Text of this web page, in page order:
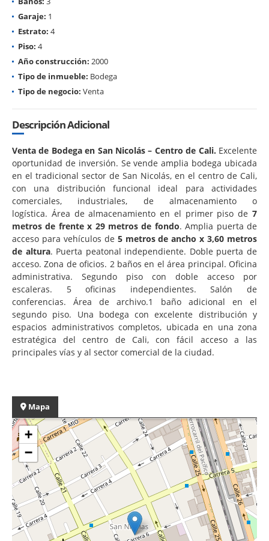
Garaje: 1
Estrato: 4
Piso: 4
Año construcción: 2000
Tipo de inmueble: Bodega
Tipo de negocio: Venta
Descripción Adicional
Venta de Bodega en San Nicolás – Centro de Cali. Excelente
oportunidad de inversión. Se vende amplia bodega ubicada
en el tradicional sector de San Nicolás, en el centro de Cali,
con una distribución funcional ideal para actividades
comerciales, industriales, de almacenamiento o
logística. Área de almacenamiento en el primer piso de 7
metros de frente x 29 metros de fondo. Amplia puerta de
acceso para vehículos de 5 metros de ancho x 3,60 metros
de altura. Puerta peatonal independiente. Doble puerta de
acceso. Zona de oficios. 2 baños en el área principal. Oficina
administrativa. Segundo piso con doble acceso por
escaleras. 5 oficinas independientes. Salón de
conferencias. Área de archivo.1 baño adicional en el
segundo piso. Una bodega con excelente distribución y
espacios administrativos completos, ubicada en una zona
estratégica del centro de Cali, con fácil acceso a las
principales vías y al sector comercial de la ciudad.
Mapa
+
−